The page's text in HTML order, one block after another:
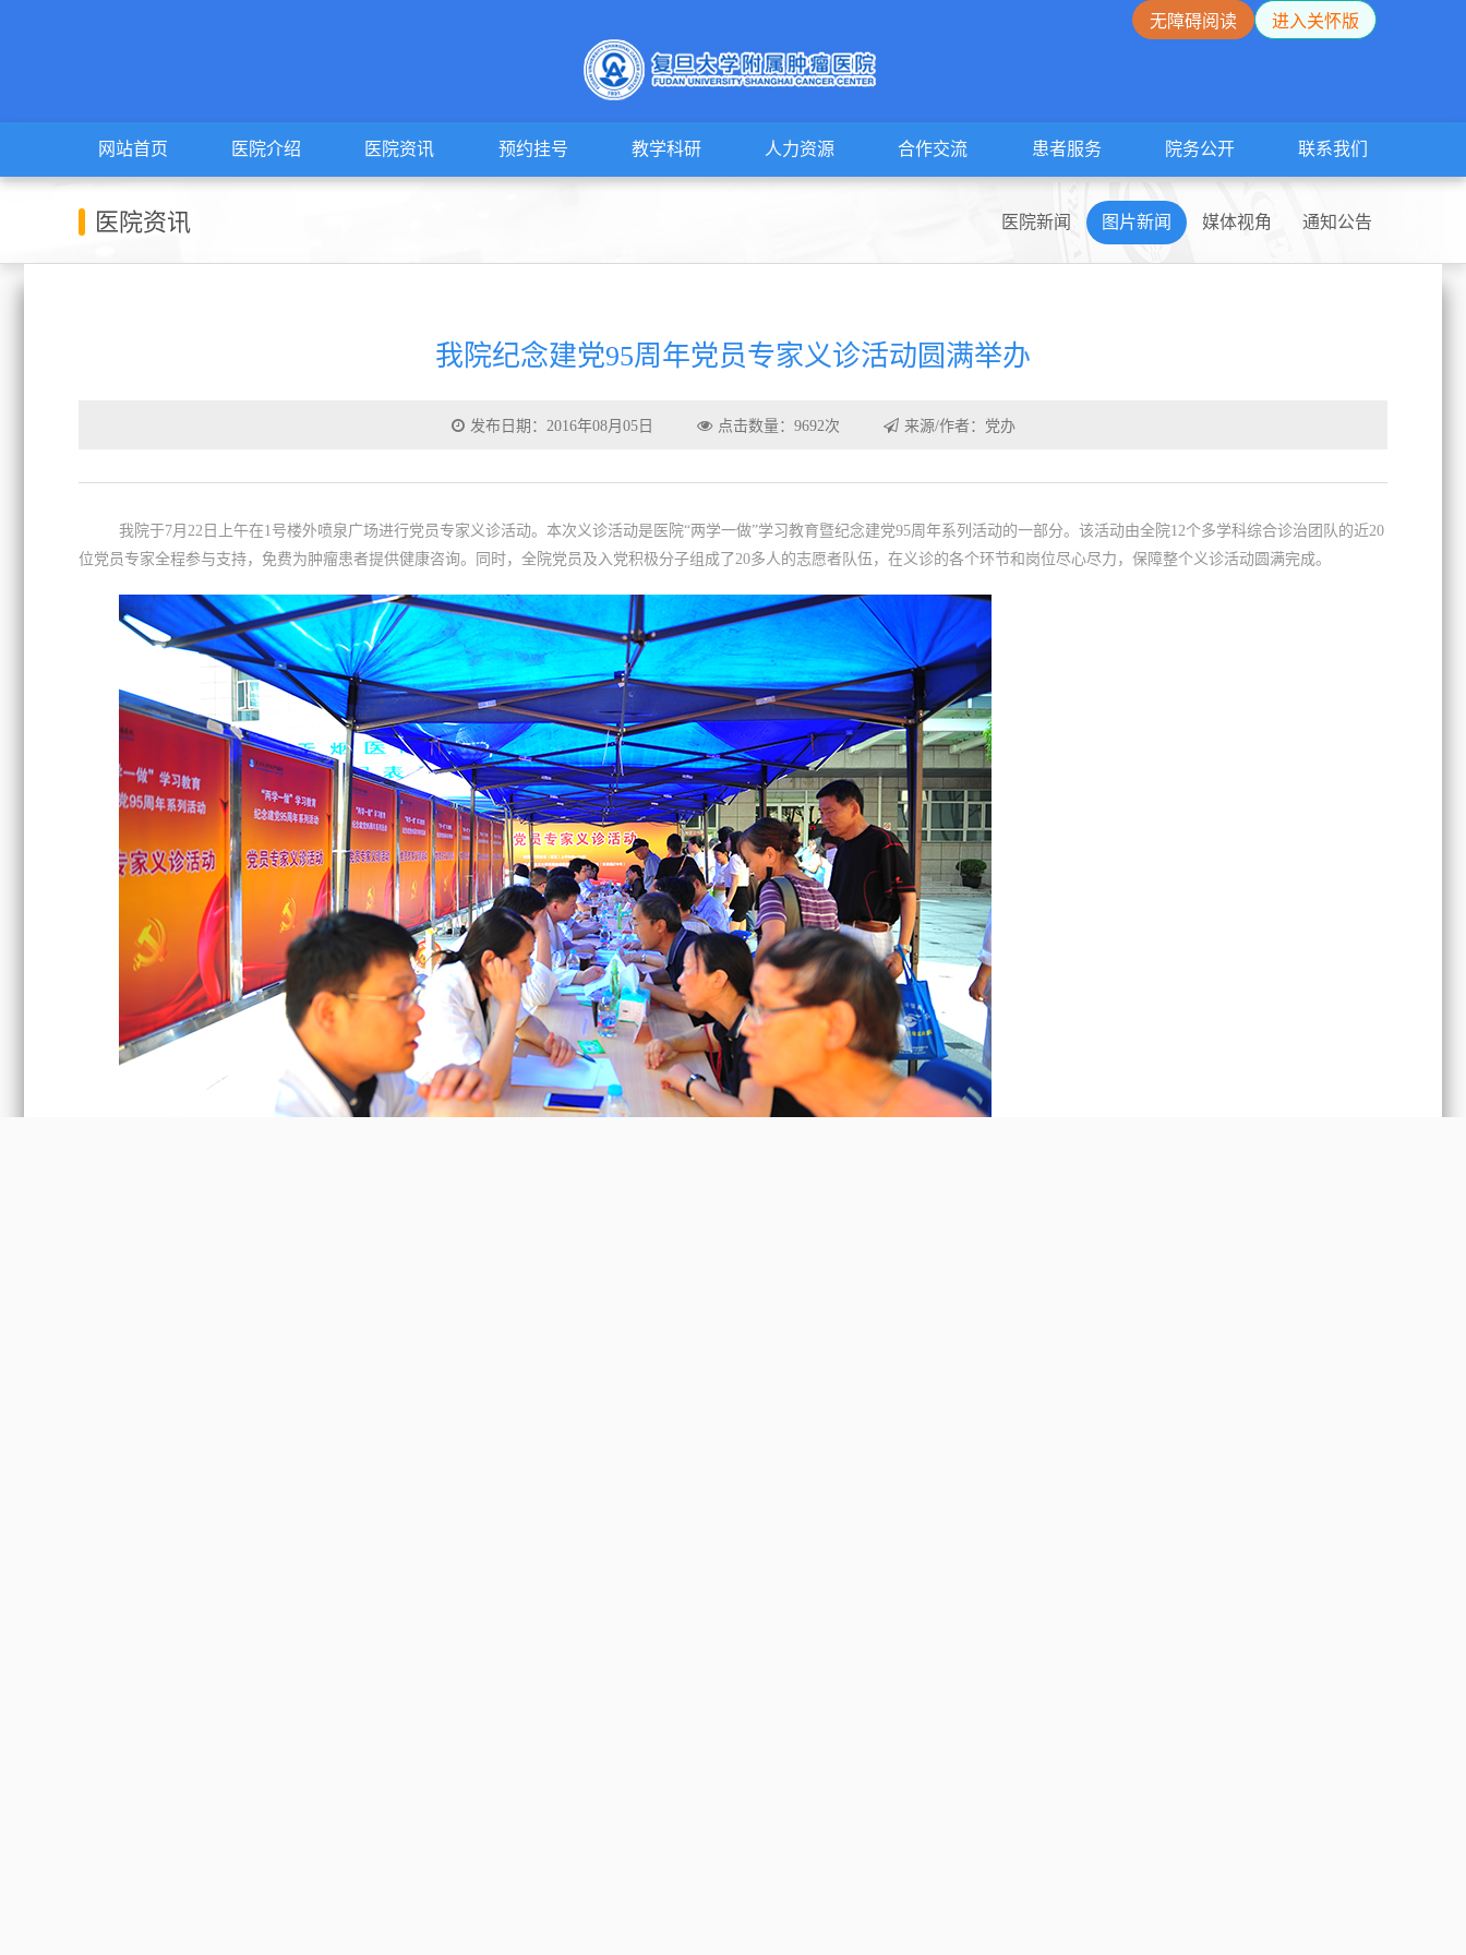
无障碍阅读 进入关怀版
网站首页 医院介绍 医院资讯 预约挂号 教学科研 人力资源 合作交流 患者服务 院务公开 联系我们
医院资讯 医院新闻 图片新闻 媒体视角 通知公告
我院纪念建党95周年党员专家义诊活动圆满举办
发布日期：2016年08月05日 点击数量：9692次 来源/作者：党办
我院于7月22日上午在1号楼外喷泉广场进行党员专家义诊活动。本次义诊活动是医院“两学一做”学习教育暨纪念建党95周年系列活动的一部分。该活动由全院12个多学科综合诊治团队的近20
位党员专家全程参与支持，免费为肿瘤患者提供健康咨询。同时，全院党员及入党积极分子组成了20多人的志愿者队伍，在义诊的各个环节和岗位尽心尽力，保障整个义诊活动圆满完成。